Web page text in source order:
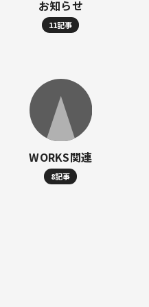
お知らせ
11記事
WORKS関連
8記事